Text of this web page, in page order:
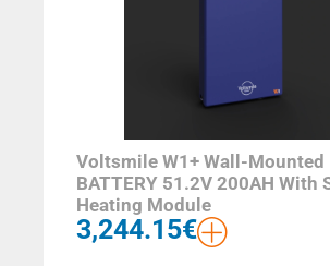
Voltsmile W1+ Wall-Mounted
BATTERY 51.2V 200AH With
Heating Module
3,244.15€